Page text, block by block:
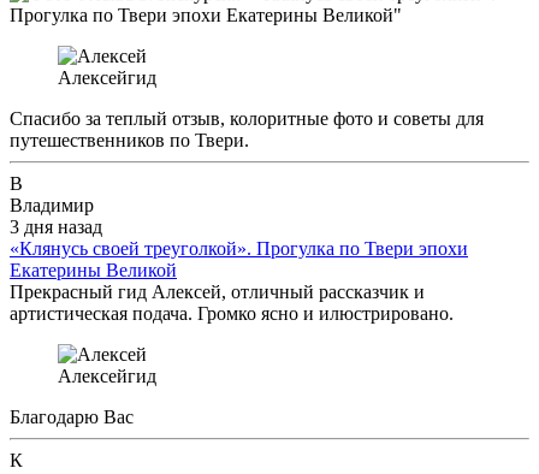
Алексейгид
Спасибо за теплый отзыв, колоритные фото и советы для
путешественников по Твери.
В
Владимир
3 дня назад
«Клянусь своей треуголкой». Прогулка по Твери эпохи
Екатерины Великой
Прекрасный гид Алексей, отличный рассказчик и
артистическая подача. Громко ясно и илюстрировано.
Алексейгид
Благодарю Вас
К